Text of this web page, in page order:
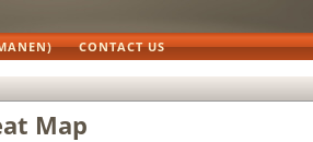
CONTACT US
Map